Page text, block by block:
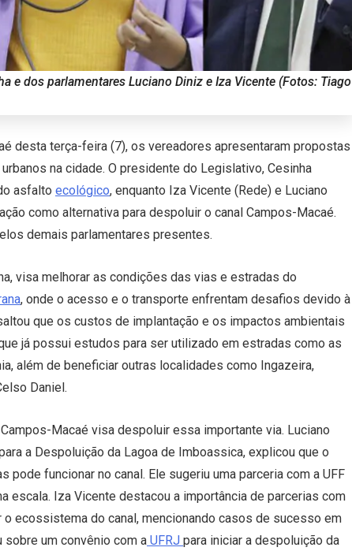
e dos parlamentares Luciano Diniz e Iza Vicente (Fotos: Tiago
desta terça-feira (7), os vereadores apresentaram propostas
na cidade. O presidente do Legislativo, Cesinha
asfalto ecológico, enquanto Iza Vicente (Rede) e Luciano
como alternativa para despoluir o canal Campos-Macaé.
demais parlamentares presentes.
visa melhorar as condições das vias e estradas do
, onde o acesso e o transporte enfrentam desafios devido à
que os custos de implantação e os impactos ambientais
já possui estudos para ser utilizado em estradas como as
além de beneficiar outras localidades como Ingazeira,
Daniel.
Macaé visa despoluir essa importante via. Luciano
a Despoluição da Lagoa de Imboassica, explicou que o
pode funcionar no canal. Ele sugeriu uma parceria com a UFF
escala. Iza Vicente destacou a importância de parcerias com
ecossistema do canal, mencionando casos de sucesso em
um convênio com a UFRJ para iniciar a despoluição da